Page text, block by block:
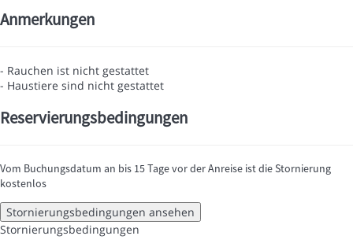
Anmerkungen
- Rauchen ist nicht gestattet
- Haustiere sind nicht gestattet
Reservierungsbedingungen
Vom Buchungsdatum an bis 15 Tage vor der Anreise ist die Stornierung
kostenlos
Stornierungsbedingungen ansehen
Stornierungsbedingungen